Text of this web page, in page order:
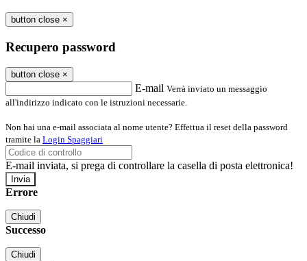
button close ×
Recupero password
button close ×
E-mail Verrà inviato un messaggio
all'indirizzo indicato con le istruzioni necessarie.
Non hai una e-mail associata al nome utente? Effettua il reset della password
tramite la Login Spaggiari
E-mail inviata, si prega di controllare la casella di posta elettronica!
Errore
Chiudi
Successo
Chiudi